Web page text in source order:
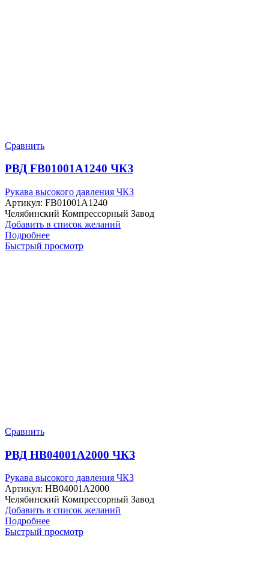
Сравнить
РВД FB01001A1240 ЧКЗ
Рукава высокого давления ЧКЗ
Артикул: FB01001A1240
Челябинский Компрессорный Завод
Добавить в список желаний
Подробнее
Быстрый просмотр
Сравнить
РВД HB04001A2000 ЧКЗ
Рукава высокого давления ЧКЗ
Артикул: HB04001A2000
Челябинский Компрессорный Завод
Добавить в список желаний
Подробнее
Быстрый просмотр